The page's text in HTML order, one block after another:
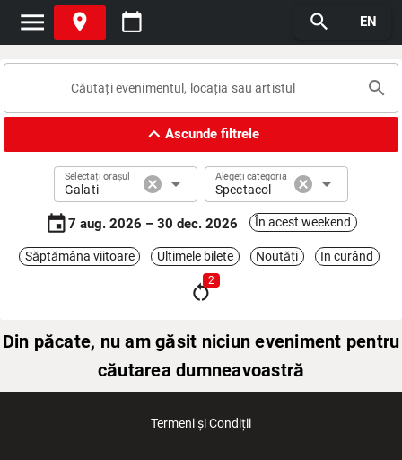
menu place calendar_today search EN
search
expand_lessAscunde filtrele
Selectați orașul
Galati cancel arrow_drop_down Alegeți categoria
Spectacol cancel arrow_drop_down
event7 aug. 2026 – 30 dec. 2026 În acest weekend
Săptămâna viitoare Ultimele bilete Noutăți In curând
restart_alt
2
Din păcate, nu am găsit niciun eveniment pentru
căutarea dumneavoastră
Termeni și Condiții